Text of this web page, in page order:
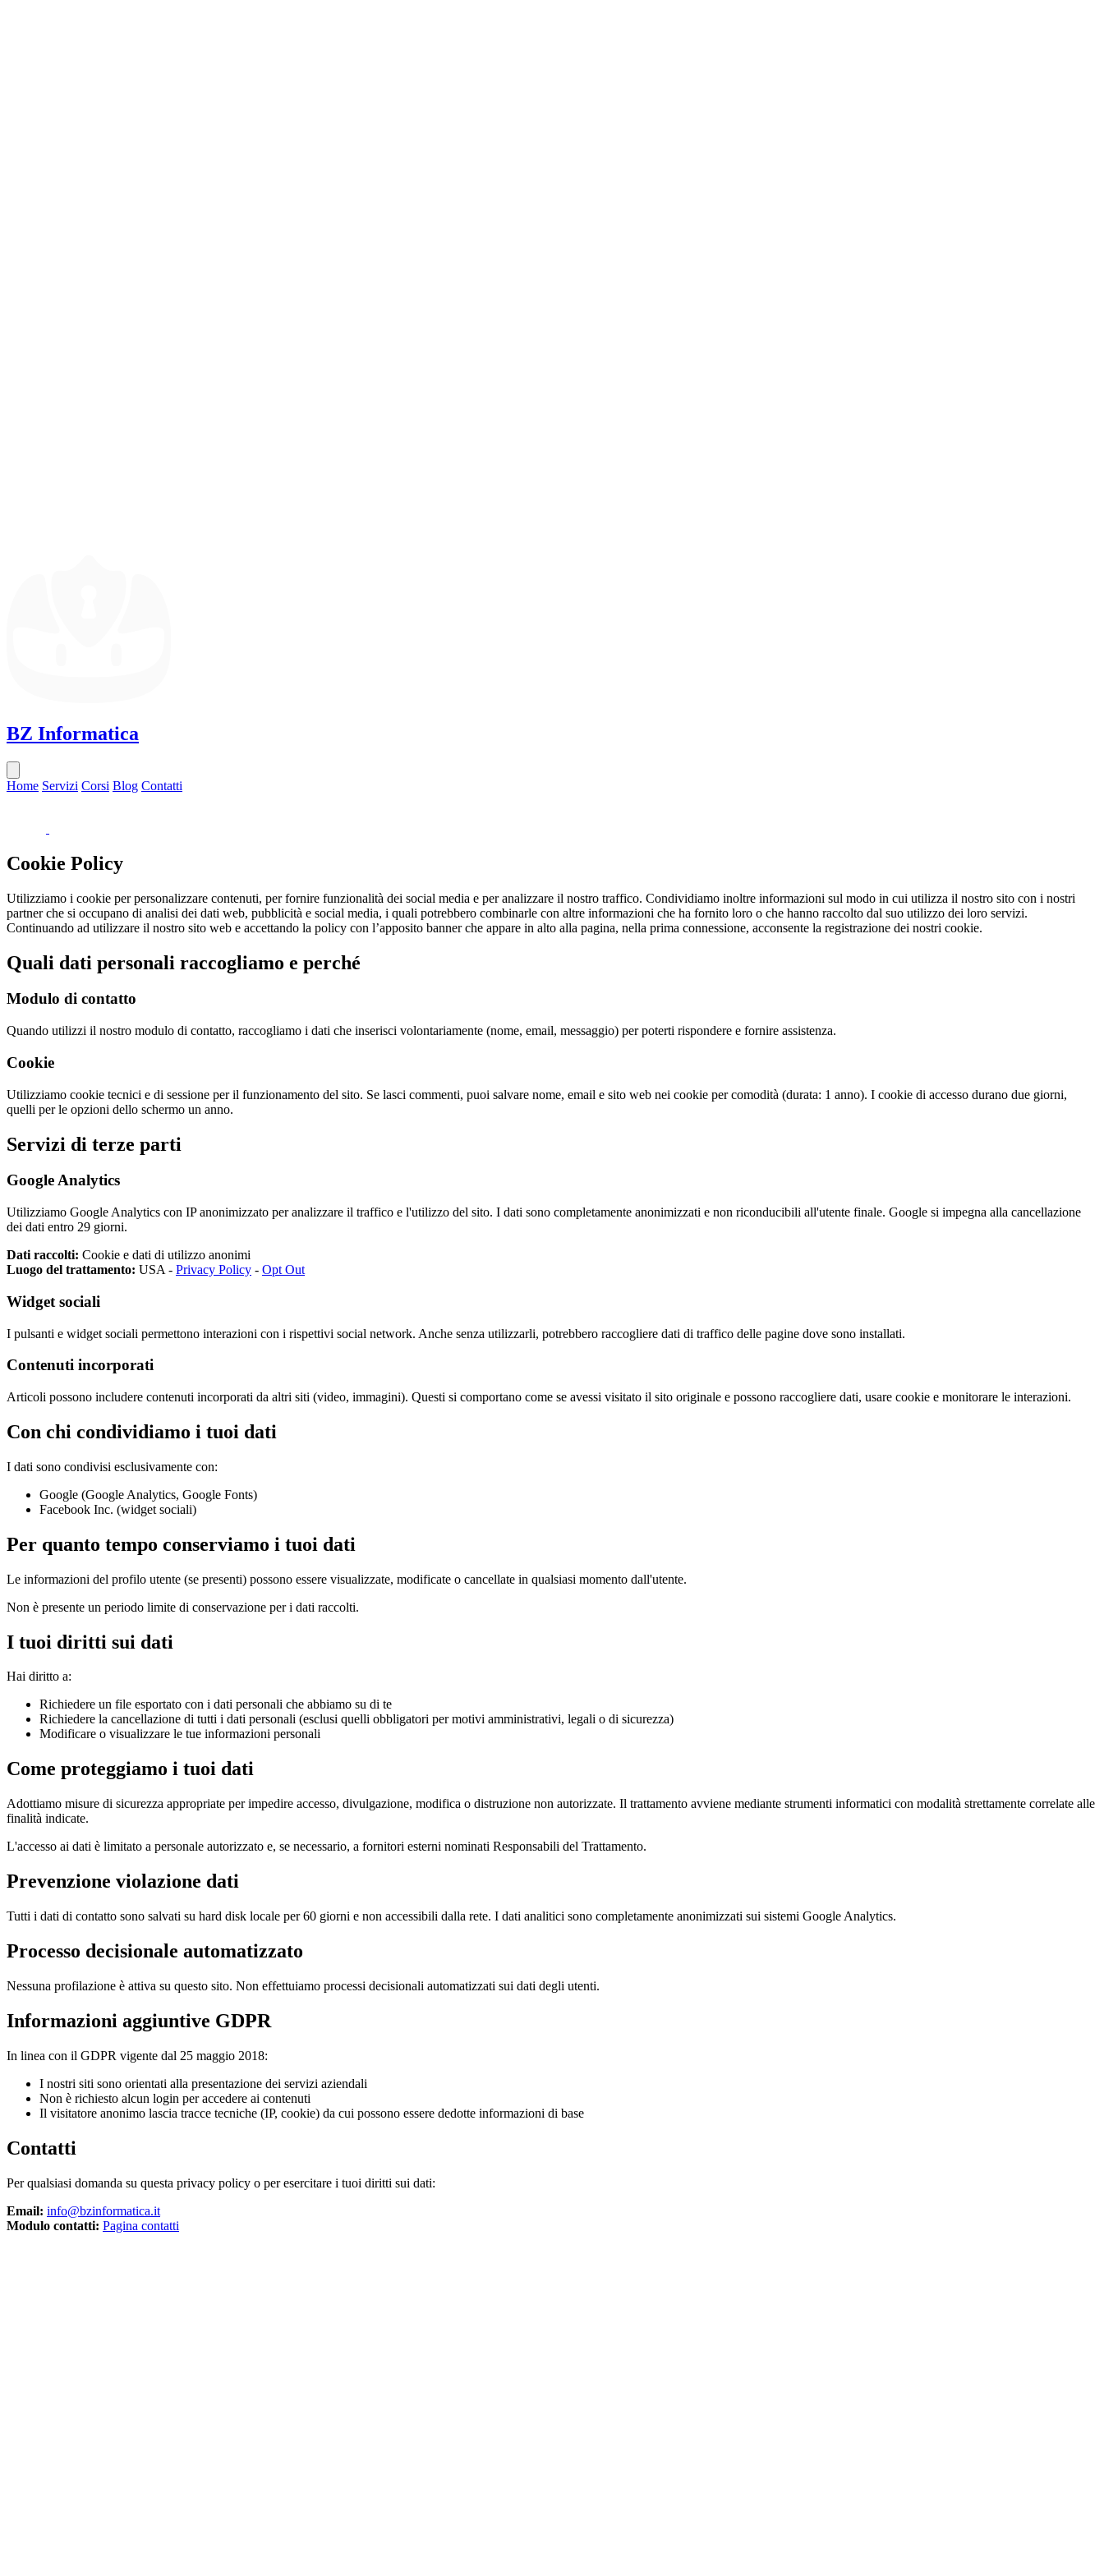
BZ Informatica
Home Servizi Corsi Blog Contatti
Cookie Policy
Utilizziamo i cookie per personalizzare contenuti, per fornire funzionalità dei social media e per analizzare il nostro traffico. Condividiamo inoltre informazioni sul modo in cui utilizza il nostro sito con i nostri
partner che si occupano di analisi dei dati web, pubblicità e social media, i quali potrebbero combinarle con altre informazioni che ha fornito loro o che hanno raccolto dal suo utilizzo dei loro servizi.
Continuando ad utilizzare il nostro sito web e accettando la policy con l’apposito banner che appare in alto alla pagina, nella prima connessione, acconsente la registrazione dei nostri cookie.
Quali dati personali raccogliamo e perché
Modulo di contatto
Quando utilizzi il nostro modulo di contatto, raccogliamo i dati che inserisci volontariamente (nome, email, messaggio) per poterti rispondere e fornire assistenza.
Cookie
Utilizziamo cookie tecnici e di sessione per il funzionamento del sito. Se lasci commenti, puoi salvare nome, email e sito web nei cookie per comodità (durata: 1 anno). I cookie di accesso durano due giorni,
quelli per le opzioni dello schermo un anno.
Servizi di terze parti
Google Analytics
Utilizziamo Google Analytics con IP anonimizzato per analizzare il traffico e l'utilizzo del sito. I dati sono completamente anonimizzati e non riconducibili all'utente finale. Google si impegna alla cancellazione
dei dati entro 29 giorni.
Dati raccolti: Cookie e dati di utilizzo anonimi
Luogo del trattamento: USA - Privacy Policy - Opt Out
Widget sociali
I pulsanti e widget sociali permettono interazioni con i rispettivi social network. Anche senza utilizzarli, potrebbero raccogliere dati di traffico delle pagine dove sono installati.
Contenuti incorporati
Articoli possono includere contenuti incorporati da altri siti (video, immagini). Questi si comportano come se avessi visitato il sito originale e possono raccogliere dati, usare cookie e monitorare le interazioni.
Con chi condividiamo i tuoi dati
I dati sono condivisi esclusivamente con:
Google (Google Analytics, Google Fonts)
Facebook Inc. (widget sociali)
Per quanto tempo conserviamo i tuoi dati
Le informazioni del profilo utente (se presenti) possono essere visualizzate, modificate o cancellate in qualsiasi momento dall'utente.
Non è presente un periodo limite di conservazione per i dati raccolti.
I tuoi diritti sui dati
Hai diritto a:
Richiedere un file esportato con i dati personali che abbiamo su di te
Richiedere la cancellazione di tutti i dati personali (esclusi quelli obbligatori per motivi amministrativi, legali o di sicurezza)
Modificare o visualizzare le tue informazioni personali
Come proteggiamo i tuoi dati
Adottiamo misure di sicurezza appropriate per impedire accesso, divulgazione, modifica o distruzione non autorizzate. Il trattamento avviene mediante strumenti informatici con modalità strettamente correlate alle
finalità indicate.
L'accesso ai dati è limitato a personale autorizzato e, se necessario, a fornitori esterni nominati Responsabili del Trattamento.
Prevenzione violazione dati
Tutti i dati di contatto sono salvati su hard disk locale per 60 giorni e non accessibili dalla rete. I dati analitici sono completamente anonimizzati sui sistemi Google Analytics.
Processo decisionale automatizzato
Nessuna profilazione è attiva su questo sito. Non effettuiamo processi decisionali automatizzati sui dati degli utenti.
Informazioni aggiuntive GDPR
In linea con il GDPR vigente dal 25 maggio 2018:
I nostri siti sono orientati alla presentazione dei servizi aziendali
Non è richiesto alcun login per accedere ai contenuti
Il visitatore anonimo lascia tracce tecniche (IP, cookie) da cui possono essere dedotte informazioni di base
Contatti
Per qualsiasi domanda su questa privacy policy o per esercitare i tuoi diritti sui dati:
Email: info@bzinformatica.it
Modulo contatti: Pagina contatti